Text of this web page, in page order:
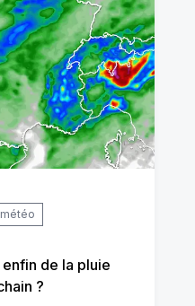
enfin de la pluie
?